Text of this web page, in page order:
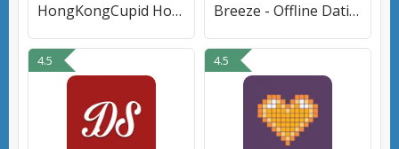
HongKongCupid Hong Kong Dating Breeze - Offline Dating App
4.5 4.5